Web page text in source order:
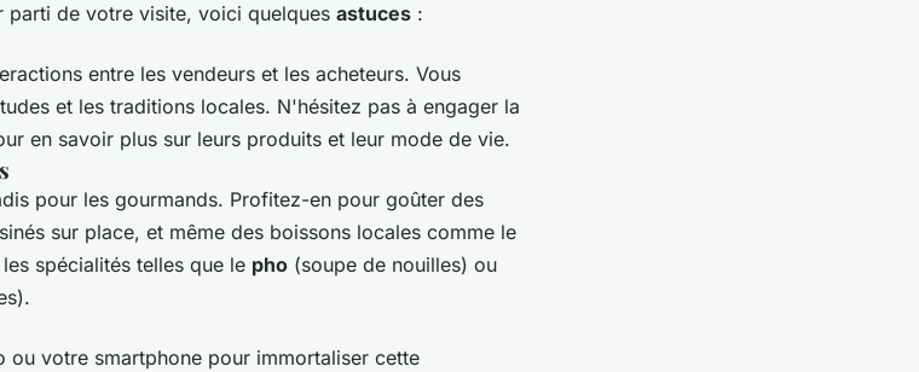
parti de votre visite, voici quelques astuces :
entre les vendeurs et les acheteurs. Vous
et les traditions locales. N'hésitez pas à engager la
en savoir plus sur leurs produits et leur mode de vie.
pour les gourmands. Profitez-en pour goûter des
sur place, et même des boissons locales comme le
spécialités telles que le pho (soupe de nouilles) ou
votre smartphone pour immortaliser cette